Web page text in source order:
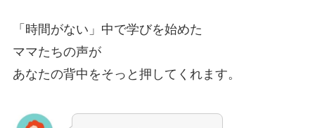
「時間がない」中で学びを始めた
ママたちの声が
あなたの背中をそっと押してくれます。